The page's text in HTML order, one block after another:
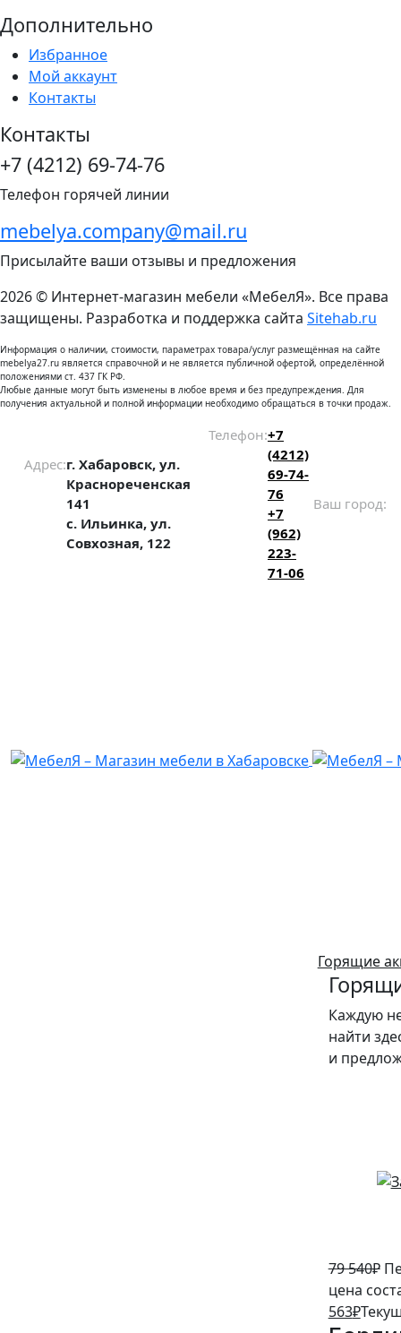
Дополнительно
Избранное
Мой аккаунт
Контакты
Контакты
+7 (4212) 69-74-76
Телефон горячей линии
mebelya.company@mail.ru
Присылайте ваши отзывы и предложения
2026 © Интернет-магазин мебели «МебелЯ». Все права
защищены. Разработка и поддержка сайта Sitehab.ru
Информация о наличии, стоимости, параметрах товара/услуг размещённая на сайте
mebelya27.ru является справочной и не является публичной офертой, определённой
положениями ст. 437 ГК РФ.
Любые данные могут быть изменены в любое время и без предупреждения. Для
получения актуальной и полной информации необходимо обращаться в точки продаж.
Адрес:г. Хабаровск, ул.
Краснореченская
141
с. Ильинка, ул.
Совхозная, 122
Телефон:+7
(4212)
69-74-
76
+7
(962)
223-
71-06
Ваш город:
Горящие
Каждую
найти
и
79 540₽
цена
563₽